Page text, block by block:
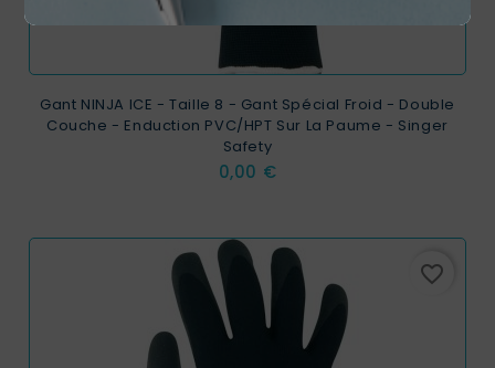
Gant NINJA ICE - Taille 8 - Gant Spécial Froid - Double
Couche - Enduction PVC/HPT Sur La Paume - Singer
Safety
Prix
0,00 €
favorite_border